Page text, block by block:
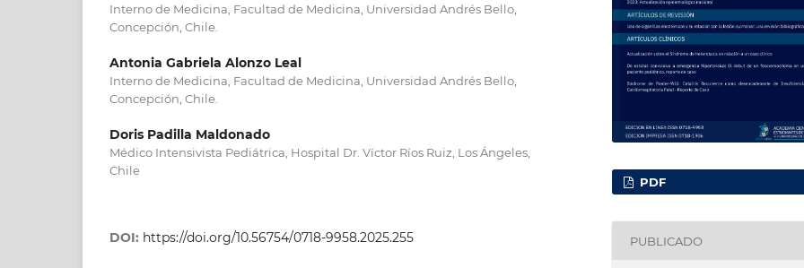
Interno de Medicina, Facultad de Medicina, Universidad Andrés Bello,
Concepción, Chile.
Antonia Gabriela Alonzo Leal
Interno de Medicina, Facultad de Medicina, Universidad Andrés Bello,
Concepción, Chile.
Doris Padilla Maldonado
Médico Intensivista Pediátrica, Hospital Dr. Víctor Ríos Ruiz, Los Ángeles,
Chile
DOI: https://doi.org/10.56754/0718-9958.2025.255
PDF
PUBLICADO